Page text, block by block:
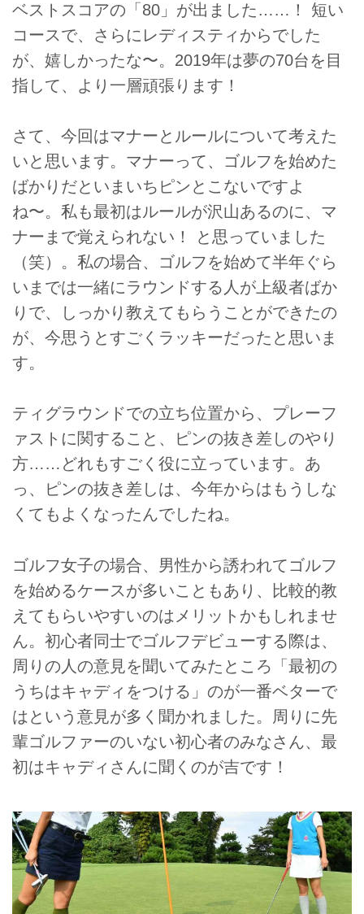
ベストスコアの「80」が出ました……！ 短い
コースで、さらにレディスティからでした
が、嬉しかったな〜。2019年は夢の70台を目
指して、より一層頑張ります！
さて、今回はマナーとルールについて考えた
いと思います。マナーって、ゴルフを始めた
ばかりだといまいちピンとこないですよ
ね〜。私も最初はルールが沢山あるのに、マ
ナーまで覚えられない！ と思っていました
（笑）。私の場合、ゴルフを始めて半年ぐら
いまでは一緒にラウンドする人が上級者ばか
りで、しっかり教えてもらうことができたの
が、今思うとすごくラッキーだったと思いま
す。
ティグラウンドでの立ち位置から、プレーフ
ァストに関すること、ピンの抜き差しのやり
方……どれもすごく役に立っています。あ
っ、ピンの抜き差しは、今年からはもうしな
くてもよくなったんでしたね。
ゴルフ女子の場合、男性から誘われてゴルフ
を始めるケースが多いこともあり、比較的教
えてもらいやすいのはメリットかもしれませ
ん。初心者同士でゴルフデビューする際は、
周りの人の意見を聞いてみたところ「最初の
うちはキャディをつける」のが一番ベターで
はという意見が多く聞かれました。周りに先
輩ゴルファーのいない初心者のみなさん、最
初はキャディさんに聞くのが吉です！